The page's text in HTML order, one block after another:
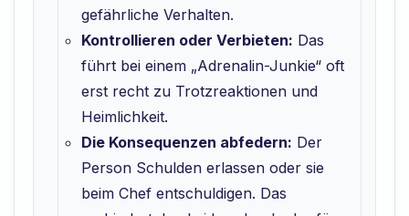
gefährliche Verhalten.
Kontrollieren oder Verbieten: Das
führt bei einem „Adrenalin-Junkie“ oft
erst recht zu Trotzreaktionen und
Heimlichkeit.
Die Konsequenzen abfedern: Der
Person Schulden erlassen oder sie
beim Chef entschuldigen. Das